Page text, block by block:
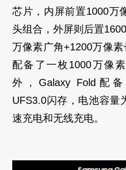
芯片，内屏前置1000万
头组合，外屏则后置
万像素广角+1200万像
配备了一枚1000万像
外，Galaxy Fold配备
UFS3.0闪存，电池容量
速充电和无线充电。